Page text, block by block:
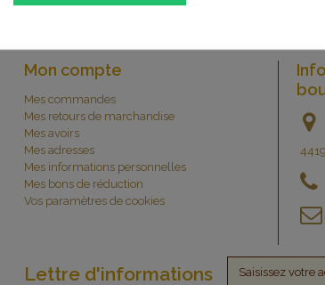
Mon compte
Mes commandes
Mes retours de marchandise
Mes avoirs
Mes adresses
Mes informations personnelles
Mes bons de réduction
Vos paramètres de cookies
Lettre d'informations